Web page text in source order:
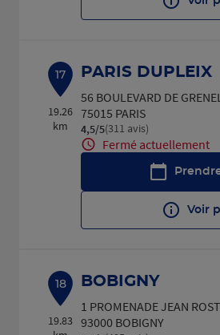
17
19.26
km
PARIS DUPLEIX
56 BOULEVARD DE
75015 PARIS
4,5/5Note de 4.5 sur 5
(311 avis)
Fermé actuellement
Voir
18
19.83
BOBIGNY
1 PROMENADE JEAN
93000 BOBIGNY